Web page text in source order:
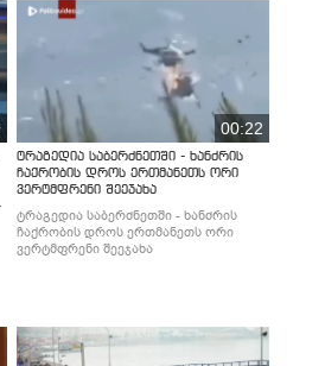
00:22
ტრაგედია საბერძნეთში - ხანძრის
ჩაქრობის დროს ერთმანეთს ორი
ვერტმფრენი შეეჯახა
ტრაგედია საბერძნეთში - ხანძრის
ჩაქრობის დროს ერთმანეთს ორი
ვერტმფრენი შეეჯახა